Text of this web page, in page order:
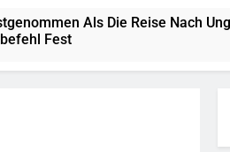
Als Die Reise Nach
Fest